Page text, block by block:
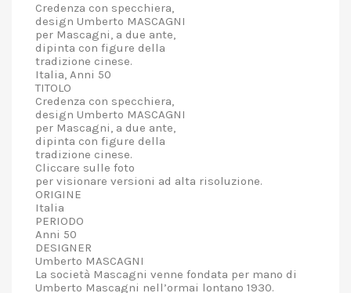
Credenza con specchiera,
design Umberto MASCAGNI
per Mascagni, a due ante,
dipinta con figure della
tradizione cinese.
Italia, Anni 50
TITOLO
Credenza con specchiera,
design Umberto MASCAGNI
per Mascagni, a due ante,
dipinta con figure della
tradizione cinese.
Cliccare sulle foto
per visionare versioni ad alta risoluzione.
ORIGINE
Italia
PERIODO
Anni 50
DESIGNER
Umberto MASCAGNI
La società Mascagni venne fondata per mano di
Umberto Mascagni nell’ormai lontano 1930.